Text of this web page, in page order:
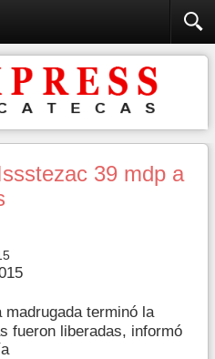
39 mdp a
terminó la
fueron liberadas, informó